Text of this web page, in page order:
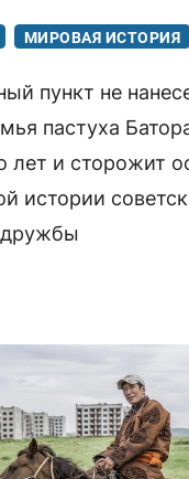
МИРОВАЯ ИСТОРИЯ
пункт не
пастуха
лет и сторожит
истории
дружбы